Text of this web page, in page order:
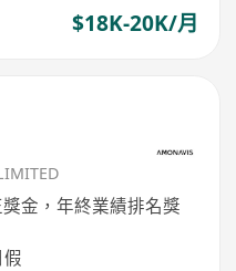
$18K-20K/月
金，年終業績排名獎